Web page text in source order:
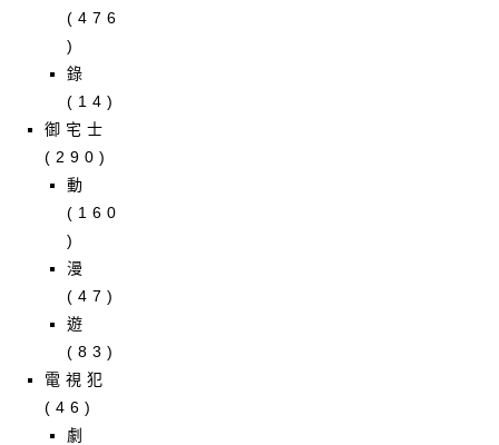
(476
)
錄
(14)
御宅士
(290)
動
(160
)
漫
(47)
遊
(83)
電視犯
(46)
劇